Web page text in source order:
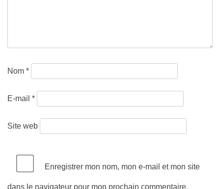
Nom *
E-mail *
Site web
Enregistrer mon nom, mon e-mail et mon site
dans le navigateur pour mon prochain commentaire.